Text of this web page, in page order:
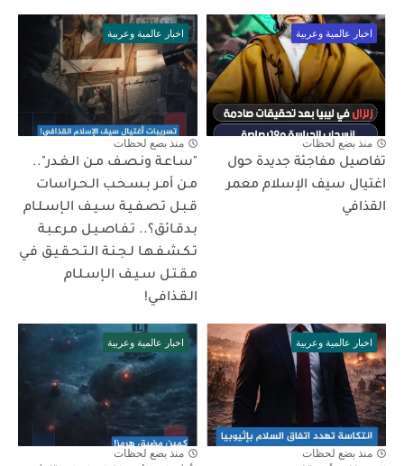
اخبار عالمية وعربية
منذ بضع لحظات
تفاصيل مفاجئة جديدة حول
اغتيال سيف الإسلام معمر
القذافي
اخبار عالمية وعربية
منذ بضع لحظات
"سـاعـة ونـصـف مـن الـغـدر"..
مـن أمـر بـسـحـب الـحـراسات
قـبـل تـصـفـيـة سـيـف الـإسـلـام
بـدقـائق؟.. تـفـاصـيـل مـرعـبـة
تـكـشـفـهـا لـجـنـة الـتـحـقـيـق فـي
مـقـتـل سـيـف الـإسـلـام
الـقـذافـي!
اخبار عالمية وعربية
منذ بضع لحظات
اخبار عالمية وعربية
منذ بضع لحظات